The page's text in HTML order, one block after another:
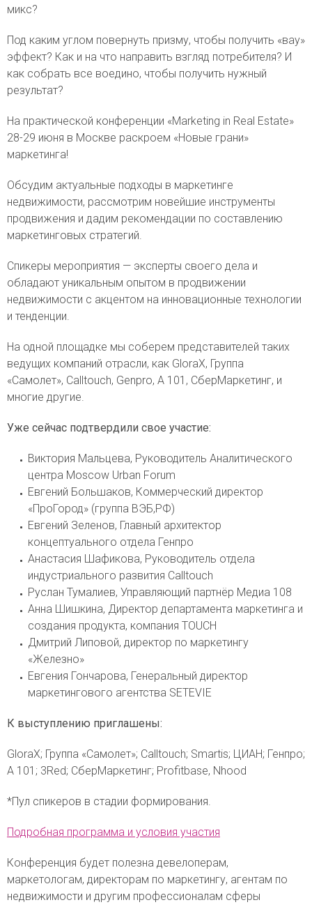
микс?
Под каким углом повернуть призму, чтобы получить «вау»
эффект? Как и на что направить взгляд потребителя? И
как собрать все воедино, чтобы получить нужный
результат?
На практической конференции «Marketing in Real Estate»
28-29 июня в Москве раскроем «Новые грани»
маркетинга!
Обсудим актуальные подходы в маркетинге
недвижимости, рассмотрим новейшие инструменты
продвижения и дадим рекомендации по составлению
маркетинговых стратегий.
Спикеры мероприятия — эксперты своего дела и
обладают уникальным опытом в продвижении
недвижимости с акцентом на инновационные технологии
и тенденции.
На одной площадке мы соберем представителей таких
ведущих компаний отрасли, как GloraX, Группа
«Самолет», Calltouch, Genpro, А 101, СберМаркетинг, и
многие другие.
Уже сейчас подтвердили свое участие:
Виктория Мальцева, Руководитель Аналитического
центра Moscow Urbаn Forum
Евгений Большаков, Коммерческий директор
«ПроГород» (группа ВЭБ,РФ)
Евгений Зеленов, Главный архитектор
концептуального отдела Генпро
Анастасия Шафикова, Руководитель отдела
индустриального развития Calltouch
Руслан Тумалиев, Управляющий партнёр Медиа 108
Анна Шишкина, Директор департамента маркетинга и
создания продукта, компания TOUCH
Дмитрий Липовой, директор по маркетингу
«Железно»
Евгения Гончарова, Генеральный директор
маркетингового агентства SETEVIE
К выступлению приглашены:
GloraX; Группа «Самолет»; Calltouch; Smartis; ЦИАН; Генпро;
А 101; 3Red; СберМаркетинг; Profitbase, Nhood
*Пул спикеров в стадии формирования.
Подробная программа и условия участия
Конференция будет полезна девелоперам,
маркетологам, директорам по маркетингу, агентам по
недвижимости и другим профессионалам сферы